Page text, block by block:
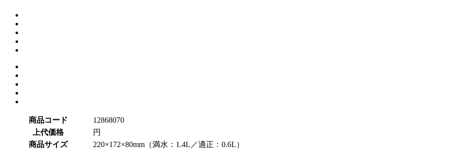
商品コード
12868070
上代価格
円
商品サイズ
220×172×80mm（満水：1.4L／適正：0.6L）